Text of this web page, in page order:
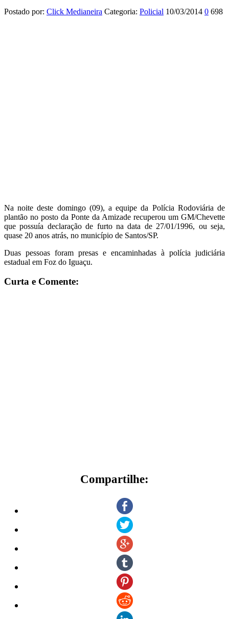
Postado por: Click Medianeira Categoria: Policial 10/03/2014 0 698
Na noite deste domingo (09), a equipe da Polícia Rodoviária de
plantão no posto da Ponte da Amizade recuperou um GM/Chevette
que possuía declaração de furto na data de 27/01/1996, ou seja,
quase 20 anos atrás, no município de Santos/SP.
Duas pessoas foram presas e encaminhadas à polícia judiciária
estadual em Foz do Iguaçu.
Curta e Comente:
Compartilhe: